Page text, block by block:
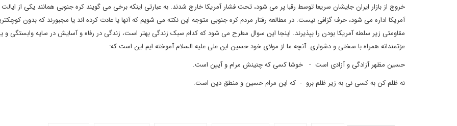
خروج از بازار ایران جایشان سریعا توسط رقبا پر می شود، تحت فشار آمریکا خارج شدند. به عبارتی اینکه برخی می گویند کره جنوبی همانند یکی از
آمریکا اداره می شود، حرف گزافی نیست. در مطالعه رفتار مردم کره جنوبی متوجه این نکته می شویم که آنها یا عادت کرده اند یا مجبورند که بدون
مقاومتی زیر سلطه آمریکا بودن را بپذیرند. اینجا این سوال مطرح می شود که کدام سبک زندگی بهتر است، زندگی در رفاه و آسایش در سایه وابستگی و
عزتمندانه همراه با سختی و دشواری. آنچه ما از مولای خود حسین ابن علی علیه السلام آموخته ایم این است که:
حسین مظهر آزادگی و آزادی است - خوشا کسی که چنینش مرام و آیین است.
نه ظلم کن به کسی نی به زیر ظلم برو - که این مرام حسین و منطق دین است.